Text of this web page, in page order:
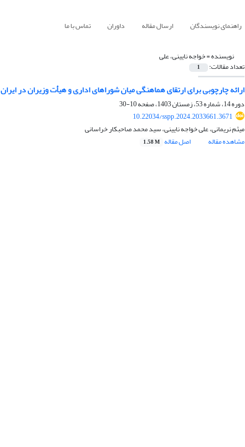
راهنمای نویسندگان ارسال مقاله داوران تماس با ما
نویسنده =خواجه نایینی، علی
تعداد مقالات: 1
ارائه چارچوبی برای ارتقای هماهنگی میان شوراهای اداری و هیأت وزیران در ایران
دوره 14، شماره 53، زمستان 1403، صفحه
10-30
10.22034/sspp.2024.2033661.3671
میثم نریمانی، علی خواجه نایینی، سید محمد صاحبکار خراسانی
مشاهده مقاله
اصل مقاله 1.58 M